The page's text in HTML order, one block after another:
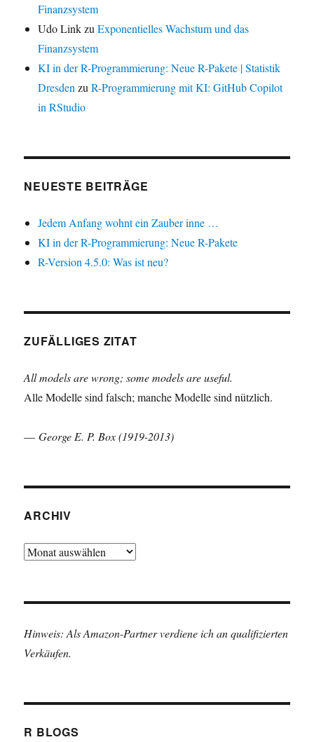
Finanzsystem
Udo LinkzuExponentielles Wachstum und das
Finanzsystem
KI in der R-Programmierung: Neue R-Pakete | Statistik
Dresden zuR-Programmierung mit KI: GitHub Copilot
in RStudio
NEUESTE BEITRÄGE
Jedem Anfang wohnt ein Zauber inne …
KI in der R-Programmierung: Neue R-Pakete
R-Version 4.5.0: Was ist neu?
ZUFÄLLIGES ZITAT
All models are wrong; some models are useful.
Alle Modelle sind falsch; manche Modelle sind nützlich.
—George E. P. Box (1919-2013)
ARCHIV
Archiv
Hinweis: Als Amazon-Partner verdiene ich an qualifizierten
Verkäufen.
R BLOGS